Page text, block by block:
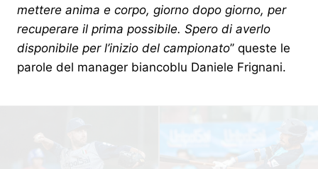
mettere anima e corpo, giorno dopo giorno, per
recuperare il prima possibile. Spero di averlo
disponibile per l’inizio del campionato’’ queste le
parole del manager biancoblu Daniele Frignani.